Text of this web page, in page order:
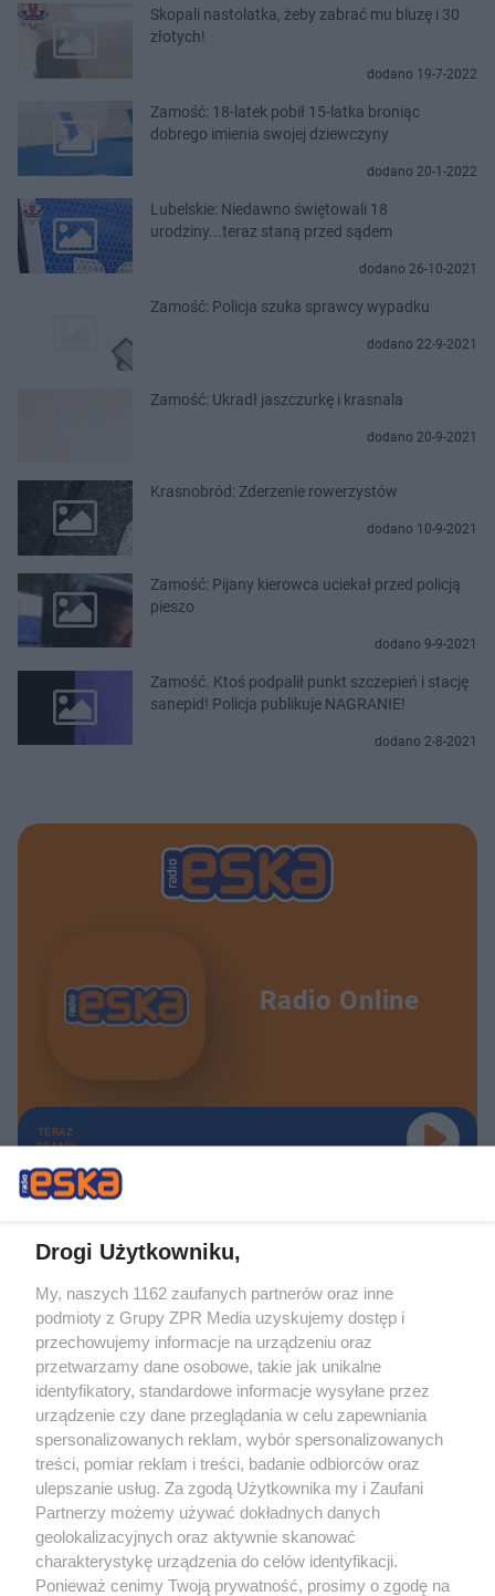
Skopali nastolatka, żeby zabrać mu bluzę i 30
złotych!
dodano 19-7-2022
Zamość: 18-latek pobił 15-latka broniąc
dobrego imienia swojej dziewczyny
dodano 20-1-2022
Lubelskie: Niedawno świętowali 18
urodziny...teraz staną przed sądem
dodano 26-10-2021
Zamość: Policja szuka sprawcy wypadku
dodano 22-9-2021
Zamość: Ukradł jaszczurkę i krasnala
dodano 20-9-2021
Krasnobród: Zderzenie rowerzystów
dodano 10-9-2021
Zamość: Pijany kierowca uciekał przed policją
pieszo
dodano 9-9-2021
Zamość. Ktoś podpalił punkt szczepień i stację
sanepid! Policja publikuje NAGRANIE!
dodano 2-8-2021
Radio Online
TERAZ
GRAMY
Żaden utwór zamieszczony w serwisie nie może być powielany i
rozpowszechniany lub dalej rozpowszechniany w jakikolwiek sposób (w
tym także elektroniczny lub mechaniczny) na jakimkolwiek polu
eksploatacji w jakiejkolwiek formie, włącznie z umieszczaniem w Internecie
bez pisemnej zgody właściciela praw. Jakiekolwiek użycie lub
wykorzystanie utworów w całości lub w części z naruszeniem prawa, tzn.
bez właściwej zgody, jest zabronione pod groźbą kary i może być ścigane
prawnie.
O nas
Drogi Użytkowniku,
My, naszych 1162 zaufanych partnerów oraz inne
podmioty z Grupy ZPR Media uzyskujemy dostęp i
przechowujemy informacje na urządzeniu oraz
przetwarzamy dane osobowe, takie jak unikalne
identyfikatory, standardowe informacje wysyłane przez
urządzenie czy dane przeglądania w celu zapewniania
spersonalizowanych reklam, wybór spersonalizowanych
treści, pomiar reklam i treści, badanie odbiorców oraz
ulepszanie usług. Za zgodą Użytkownika my i Zaufani
Partnerzy możemy używać dokładnych danych
geolokalizacyjnych oraz aktywnie skanować
charakterystykę urządzenia do celów identyfikacji.
Ponieważ cenimy Twoją prywatność, prosimy o zgodę na